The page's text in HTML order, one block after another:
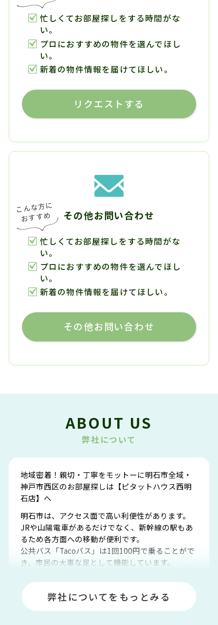
忙しくてお部屋探しをする時間がな
い。
プロにおすすめの物件を選んでほし
い。
新着の物件情報を届けてほしい。
リクエストする
その他お問い合わせ
忙しくてお部屋探しをする時間がな
い。
プロにおすすめの物件を選んでほし
い。
新着の物件情報を届けてほしい。
その他お問い合わせ
ABOUT US
弊社について
地域密着！親切・丁寧をモットーに明石市全域・
神戸市西区のお部屋探しは【ピタットハウス西明
石店】へ
明石市は、アクセス面で高い利便性があります。
JRや山陽電車があるだけでなく、新幹線の駅もあ
るため各方面への移動が便利です。
公共バス「Tacoバス」は1回100円で乗ることがで
き、市民の大事な足として機能しています。
場や釣りスポットが多くあります。JR「大久保
駅」周辺には、ビブレ・イオンをはじめとした買
い物施設も多くあり、買い物にも困りません。
弊社についてをもっとみる